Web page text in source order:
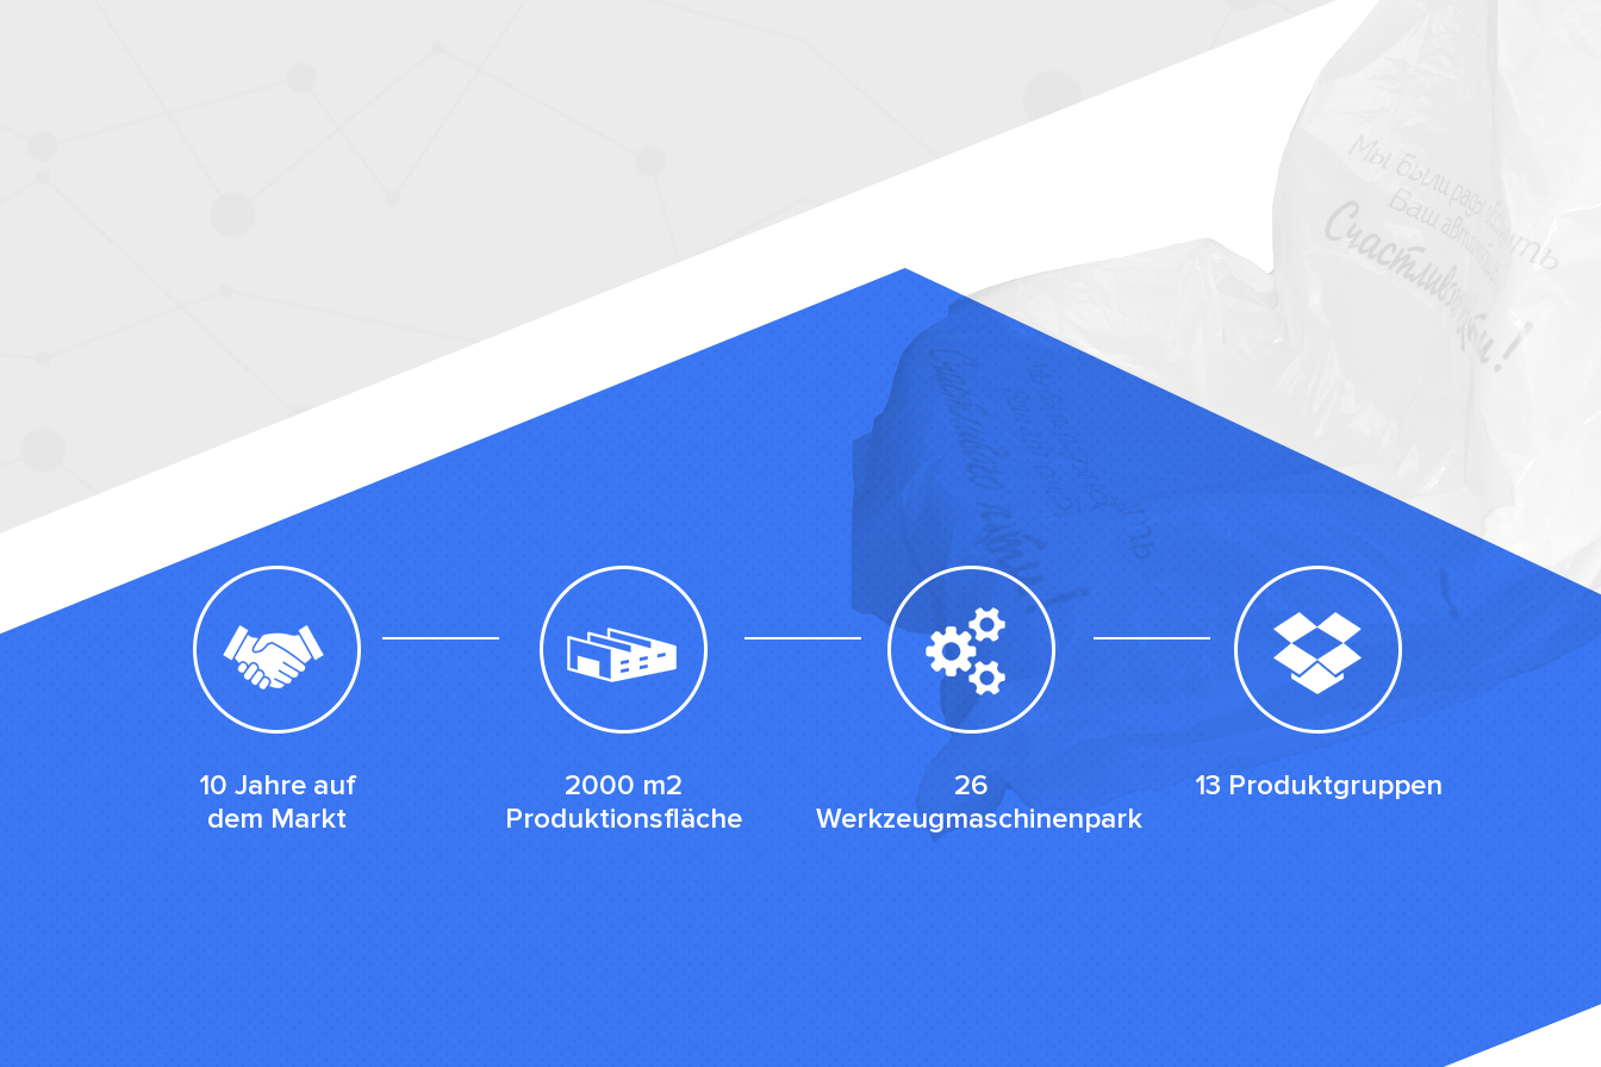
10 Jahre auf
dem Markt
2000 m2
Produktionsfläche
26
Werkzeugmaschinenpark
13 Produktgruppen